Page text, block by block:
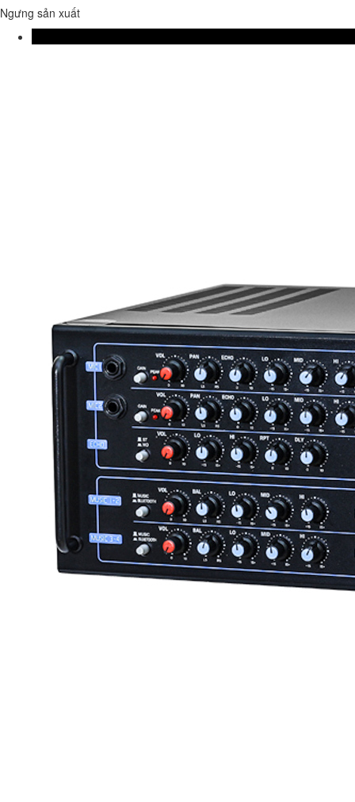
Ngưng sản xuất